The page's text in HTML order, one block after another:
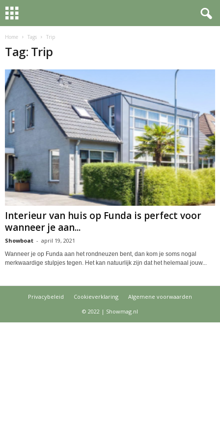
Home Tags Trip
Tag: Trip
Interieur van huis op Funda is perfect voor
wanneer je aan...
Showboat - april 19, 2021
Wanneer je op Funda aan het rondneuzen bent, dan kom je soms nogal
merkwaardige stulpjes tegen. Het kan natuurlijk zijn dat het helemaal jouw...
Privacybeleid Cookieverklaring
Algemene voorwaarden
© 2022 | Showmag.nl